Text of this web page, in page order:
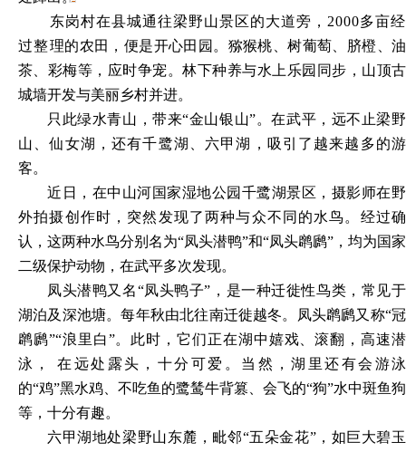
东岗村在县城通往梁野山景区的大道旁， 2000多亩经
过整理的农田，便是开心田园。猕猴桃、树葡萄、脐橙、油
茶、彩梅等，应时争宠。林下种养与水上乐园同步，山顶古
城墙开发与美丽乡村并进。
只此绿水青山，带来“金山银山”。在武平，远不止梁野
山、仙女湖，还有千鹭湖、六甲湖，吸引了越来越多的游
客。
近日，在中山河国家湿地公园千鹭湖景区，摄影师在野
外拍摄创作时，突然发现了两种与众不同的水鸟。经过确
认，这两种水鸟分别名为“凤头潜鸭”和“凤头䴙䴘”，均为国家
二级保护动物，在武平多次发现。
凤头潜鸭又名“凤头鸭子”，是一种迁徙性鸟类，常见于
湖泊及深池塘。每年秋由北往南迁徙越冬。凤头䴙䴘又称“冠
䴙䴘”“浪里白”。此时，它们正在湖中嬉戏、滚翻，高速潜
泳， 在远处露头，十分可爱。当然，湖里还有会游泳
的“鸡”黑水鸡、不吃鱼的鹭鸶牛背篡、会飞的“狗”水中斑鱼狗
等，十分有趣。
六甲湖地处梁野山东麓，毗邻“五朵金花”，如巨大碧玉